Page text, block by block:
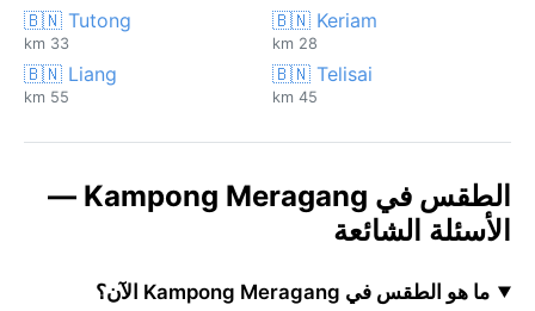
🇧🇳 Keriam
28 km
🇧🇳 Tutong
33 km
🇧🇳 Telisai
45 km
🇧🇳 Liang
55 km
الطقس في Kampong Meragang —
الأسئلة الشائعة
ما هو الطقس في Kampong Meragang الآن؟